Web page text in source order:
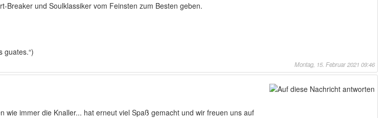
Breaker und Soulklassiker vom Feinsten zum Besten geben.
guates.“)
Montag, 15. Februar 2021 09:46
immer die Knaller... hat erneut viel Spaß gemacht und wir freuen uns auf